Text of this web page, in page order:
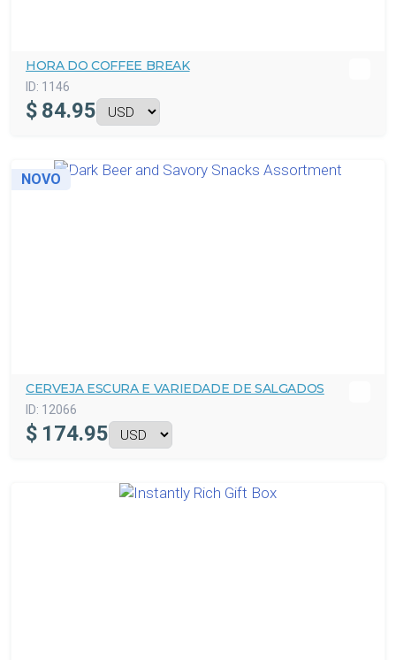
HORA DO COFFEE BREAK
ID: 1146
$ 84.95
NOVO
CERVEJA ESCURA E VARIEDADE DE SALGADOS
ID: 12066
$ 174.95